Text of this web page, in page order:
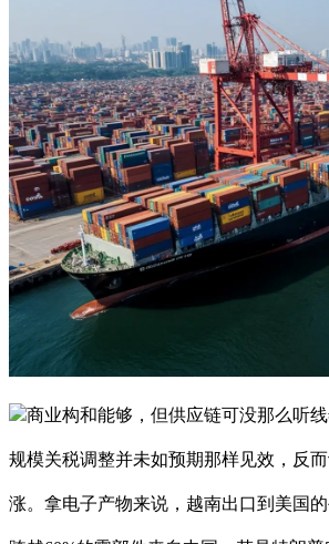
商业构和能够，但供应链可没那么听
规模关税调整并未如预期那样见效，反
涨。拿电子产物来说，越南出口到美国